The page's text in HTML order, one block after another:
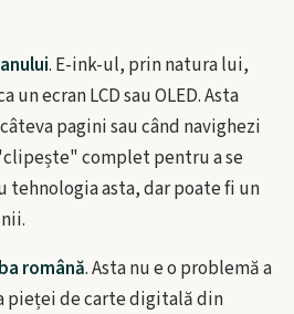
. E-ink-ul, prin natura lui,
un ecran LCD sau OLED. Asta
pagini sau când navighezi
complet pentru a se
tehnologia asta, dar poate fi un
română. Asta nu e o problemă a
pieței de carte digitală din